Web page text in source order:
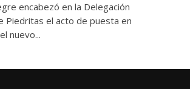
encabezó en la Delegación
Piedritas el acto de puesta en
nuevo...